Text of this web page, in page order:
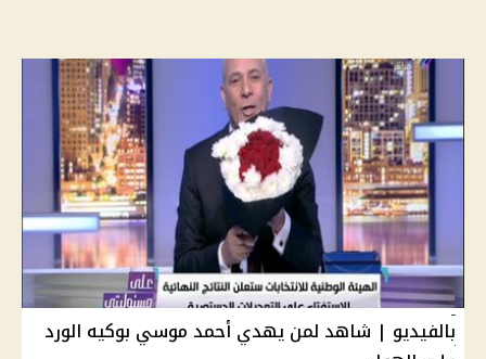
بالفيديو | شاهد لمن يهدي أحمد موسي بوكيه الورد